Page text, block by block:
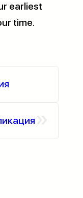
earliest
time.